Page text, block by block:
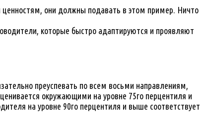
они должны подавать в этом пример. Ничто
которые быстро адаптируются и проявляют
преуспевать по всем восьми направлениям,
окружающими на уровне 75го перцентиля и
на уровне 90го перцентиля и выше соответствует